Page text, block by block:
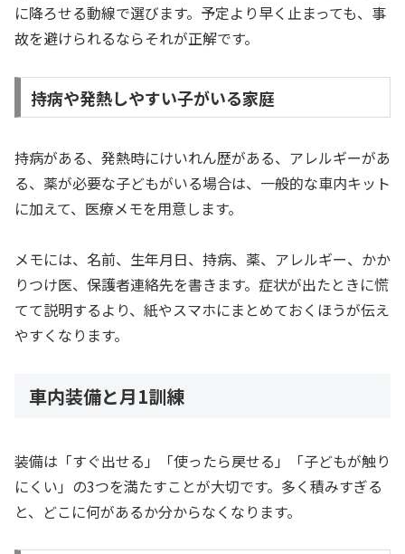
に降ろせる動線で選びます。予定より早く止まっても、事
故を避けられるならそれが正解です。
持病や発熱しやすい子がいる家庭
持病がある、発熱時にけいれん歴がある、アレルギーがあ
る、薬が必要な子どもがいる場合は、一般的な車内キット
に加えて、医療メモを用意します。
メモには、名前、生年月日、持病、薬、アレルギー、かか
りつけ医、保護者連絡先を書きます。症状が出たときに慌
てて説明するより、紙やスマホにまとめておくほうが伝え
やすくなります。
車内装備と月1訓練
装備は「すぐ出せる」「使ったら戻せる」「子どもが触り
にくい」の3つを満たすことが大切です。多く積みすぎる
と、どこに何があるか分からなくなります。